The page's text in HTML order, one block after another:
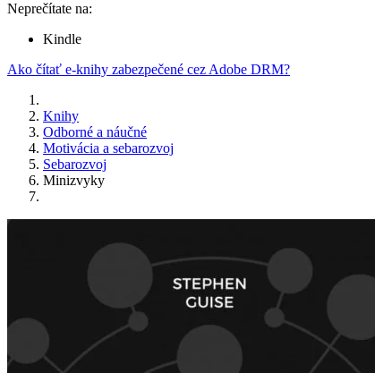
Neprečítate na:
Kindle
Ako čítať e-knihy zabezpečené cez Adobe DRM?
Knihy
Odborné a náučné
Motivácia a sebarozvoj
Sebarozvoj
Minizvyky